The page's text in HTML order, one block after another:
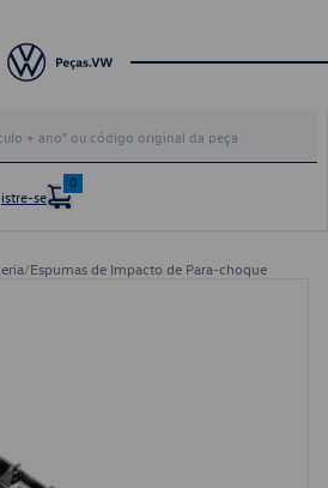
se
0
/Espumas de Impacto de Para-choque